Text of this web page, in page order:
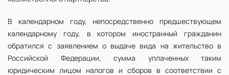
В календарном году, непосредственно предшествующем
календарному году, в котором иностранный гражданин
обратился с заявлением о выдаче вида на жительство в
Российской Федерации, сумма уплаченных таким
юридическим лицом налогов и сборов в соответствии с